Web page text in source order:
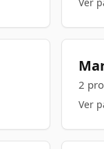
2
Ver